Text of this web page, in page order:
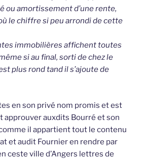
ou amortissement d’une rente,
le chiffre si peu arrondi de cette
immobilières affichent toutes
si au final, sorti de chez le
plus rond tand il s’ajoute de
en son privé nom promis et est
auxdits Bourré et son
il appartient tout le contenu
et audit Fournier en rendre par
ceste ville d’Angers lettres de